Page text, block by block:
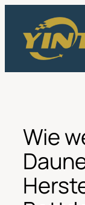
springen
Wie